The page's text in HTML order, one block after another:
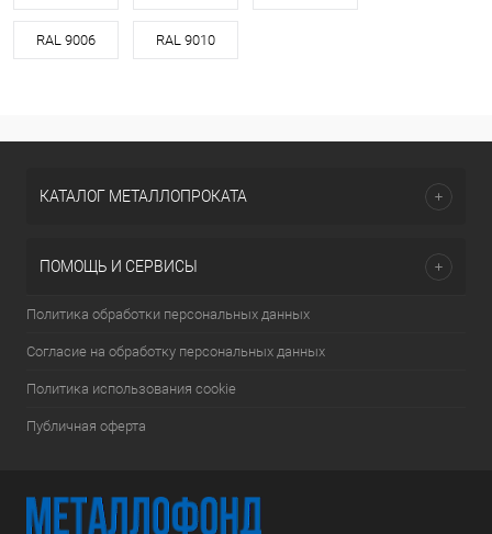
RAL 9006 RAL 9010
КАТАЛОГ МЕТАЛЛОПРОКАТА
ПОМОЩЬ И СЕРВИСЫ
Политика обработки персональных данных
Согласие на обработку персональных данных
Политика использования cookie
Публичная оферта